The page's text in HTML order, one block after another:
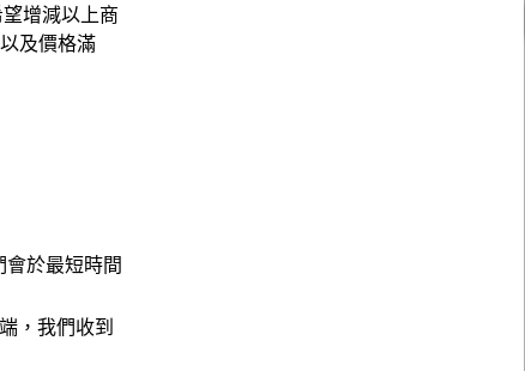
增減以上商
及價格滿
會於最短時間
，我們收到